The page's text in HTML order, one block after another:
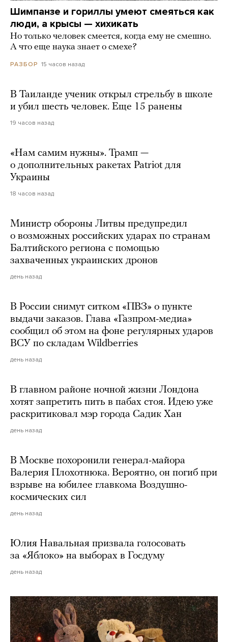
Шимпанзе и гориллы умеют смеяться как
люди, а крысы — хихикать
Но только человек смеется, когда ему не смешно.
А что еще наука знает о смехе?
РАЗБОР 15 часов назад
В Таиланде ученик открыл стрельбу в школе
и убил шесть человек. Еще 15 ранены
19 часов назад
«Нам самим нужны». Трамп —
о дополнительных ракетах Patriot для
Украины
18 часов назад
Министр обороны Литвы предупредил
о возможных российских ударах по странам
Балтийского региона с помощью
захваченных украинских дронов
день назад
В России снимут ситком «ПВЗ» о пункте
выдачи заказов. Глава «Газпром-медиа»
сообщил об этом на фоне регулярных ударов
ВСУ по складам Wildberries
день назад
В главном районе ночной жизни Лондона
хотят запретить пить в пабах стоя. Идею уже
раскритиковал мэр города Садик Хан
день назад
В Москве похоронили генерал-майора
Валерия Плохотнюка. Вероятно, он погиб при
взрыве на юбилее главкома Воздушно-
космических сил
день назад
Юлия Навальная призвала голосовать
за «Яблоко» на выборах в Госдуму
день назад